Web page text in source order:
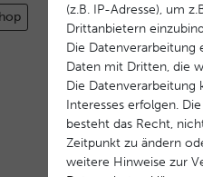
(z.B. IP-Adresse), um
Drittanbietern
Die Datenverarbeitung
Daten mit Dritten, die
Die Datenverarbeitung
Interesses erfolgen.
besteht das Recht,
Zeitpunkt zu ändern
weitere Hinweise zur